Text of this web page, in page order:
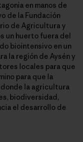
en manos de
de la Fundación
de Agricultura y
un huerto fuera del
biointensivo en un
la región de Aysén y
locales para que
para que la
la agricultura
biodiversidad,
el desarrollo de